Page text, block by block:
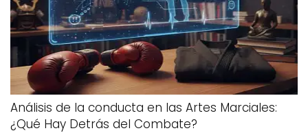
Análisis de la conducta en las Artes Marciales:
¿Qué Hay Detrás del Combate?